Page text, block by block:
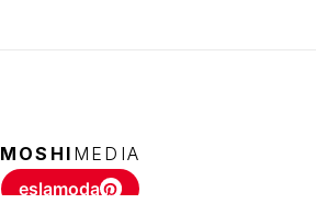
MOSHI MEDIA
eslamoda